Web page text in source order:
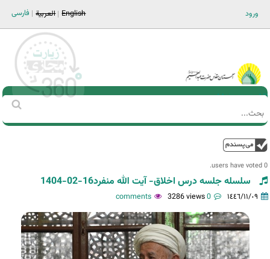
ورود فارسی العربية English
Main men-AR
استمارة
‏
0 users have voted.
سلسله جلسه درس اخلاق- آیت الله منفرد16-02-1404
١٤٤٦/١١/٠٩ 0 comments
3286 views